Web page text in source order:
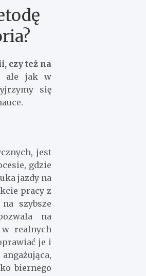
czy też na
ale jak w
się
jest
gdzie
jazdy na
pracy z
szybsze
na
realnych
je i
biernego